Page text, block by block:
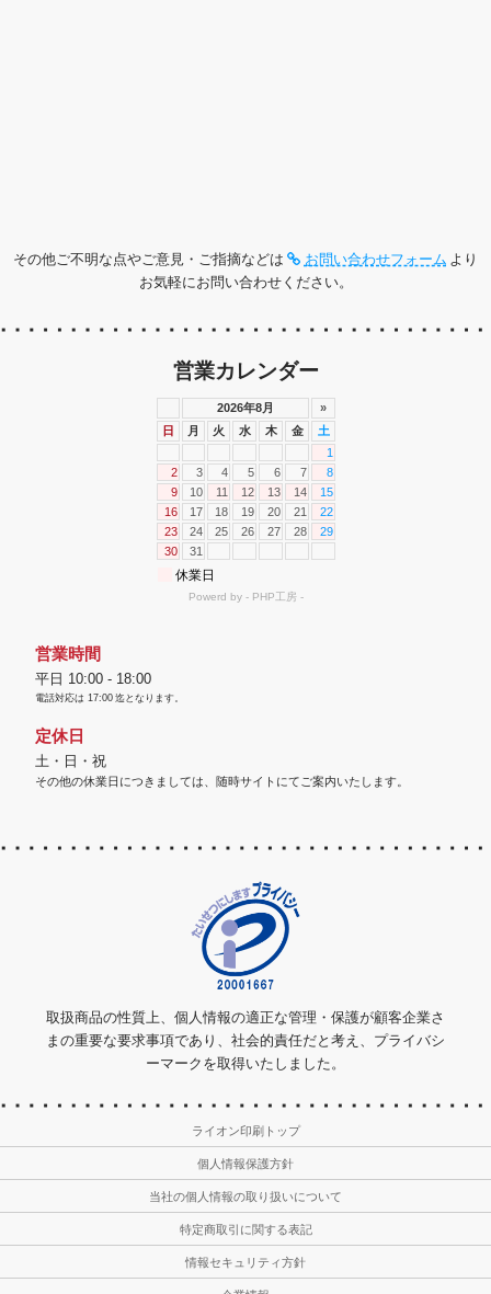
その他ご不明な点やご意見・ご指摘などは お問い合わせフォーム より
お気軽にお問い合わせください。
営業カレンダー
営業時間
平日 10:00 - 18:00
電話対応は 17:00 迄となります。
定休日
土・日・祝
その他の休業日につきましては、随時サイトにてご案内いたします。
取扱商品の性質上、個人情報の適正な管理・保護が顧客企業さ
まの重要な要求事項であり、社会的責任だと考え、プライバシ
ーマークを取得いたしました。
ライオン印刷トップ
個人情報保護方針
当社の個人情報の取り扱いについて
特定商取引に関する表記
情報セキュリティ方針